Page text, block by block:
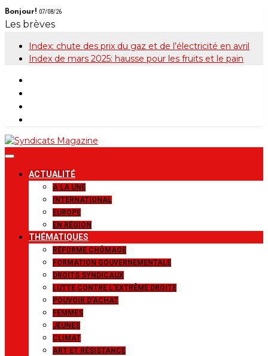
Skip
to
Bonjour! 07/08/26
Les brèves
Index: chute des prix du gaz et de l’électricité en avril
Index de mars 2025: hausse pour les fruits et le pain
Syndicats
Magazine
Le magazine de la FGTB
ACTUALITÉ
A LA UNE
INTERNATIONAL
EUROPE
EN RÉGION
THÉMATIQUES
RÉFORME CHÔMAGE
FORMATION GOUVERNEMENTALE
DROITS SYNDICAUX
LUTTE CONTRE L’EXTRÊME DROITE
POUVOIR D’ACHAT
FEMMES
JEUNES
CLIMAT
ART ET RÉSISTANCE